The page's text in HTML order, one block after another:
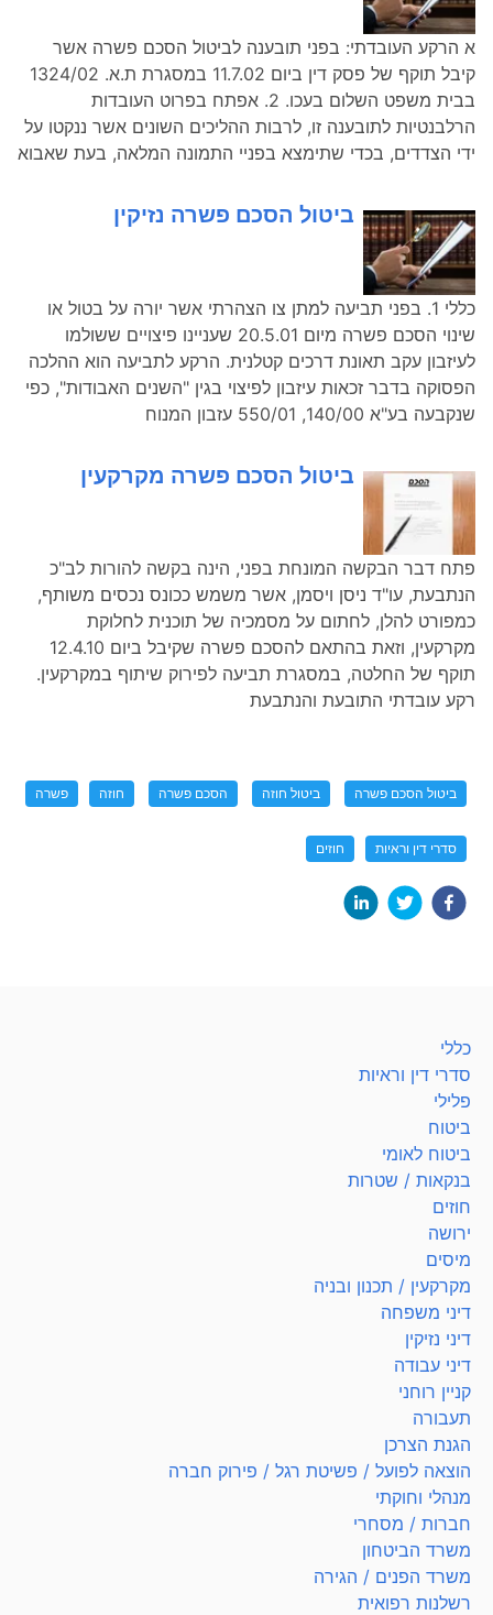
א הרקע העובדתי: בפני תובענה לביטול הסכם פשרה אשר
קיבל תוקף של פסק דין ביום 11.7.02 במסגרת ת.א. 1324/02
בבית משפט השלום בעכו. 2. אפתח בפרוט העובדות
הרלבנטיות לתובענה זו, לרבות ההליכים השונים אשר ננקטו על
ידי הצדדים, בכדי שתימצא בפניי התמונה המלאה, בעת שאבוא
ביטול הסכם פשרה נזיקין
כללי 1. בפני תביעה למתן צו הצהרתי אשר יורה על בטול או
שינוי הסכם פשרה מיום 20.5.01 שעניינו פיצויים ששולמו
לעיזבון עקב תאונת דרכים קטלנית. הרקע לתביעה הוא ההלכה
הפסוקה בדבר זכאות עיזבון לפיצוי בגין "השנים האבודות", כפי
שנקבעה בע"א 140/00, 550/01 עזבון המנוח
ביטול הסכם פשרה מקרקעין
פתח דבר הבקשה המונחת בפני, הינה בקשה להורות לב"כ
הנתבעת, עו"ד ניסן ויסמן, אשר משמש ככונס נכסים משותף,
כמפורט להלן, לחתום על מסמכיה של תוכנית לחלוקת
מקרקעין, וזאת בהתאם להסכם פשרה שקיבל ביום 12.4.10
תוקף של החלטה, במסגרת תביעה לפירוק שיתוף במקרקעין.
רקע עובדתי התובעת והנתבעת
ביטול הסכם פשרה ביטול חוזה הסכם פשרה חוזה פשרה
סדרי דין וראיות חוזים
כללי
סדרי דין וראיות
פלילי
ביטוח
ביטוח לאומי
בנקאות / שטרות
חוזים
ירושה
מיסים
מקרקעין / תכנון ובניה
דיני משפחה
דיני נזיקין
דיני עבודה
קניין רוחני
תעבורה
הגנת הצרכן
הוצאה לפועל / פשיטת רגל / פירוק חברה
מנהלי וחוקתי
חברות / מסחרי
משרד הביטחון
משרד הפנים / הגירה
רשלנות רפואית